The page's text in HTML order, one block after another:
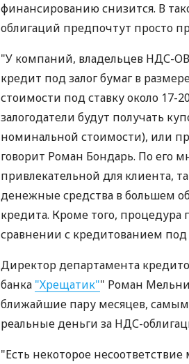
финансированию снизится. В
облигаций предпочтут просто
"У компаний, владельцев НДС-
кредит под залог бумаг в
стоимости под ставку около 17-
залогодатели будут получать
номинальной стоимости), или
говорит Роман Бондарь. По его
привлекательной для клиента,
денежные средства в большем
кредита. Кроме того, процедура
сравнении с кредитованием
Директор департамента
банка "Хрещатик"" Роман
ближайшие пару месяцев,
реальные деньги за НДС-
"Есть некоторое